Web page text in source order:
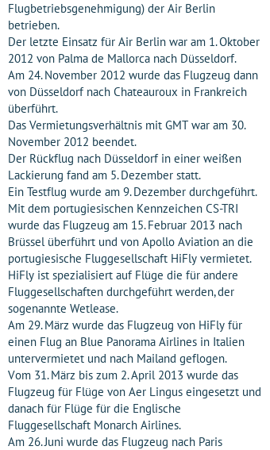
Flugbetriebsgenehmigung) der Air Berlin
betrieben.
Der letzte Einsatz für Air Berlin war am 1. Oktober
2012 von Palma de Mallorca nach Düsseldorf.
Am 24. November 2012 wurde das Flugzeug dann
von Düsseldorf nach Chateauroux in Frankreich
überführt.
Das Vermietungsverhältnis mit GMT war am 30.
November 2012 beendet.
Der Rückflug nach Düsseldorf in einer weißen
Lackierung fand am 5. Dezember statt.
Ein Testflug wurde am 9. Dezember durchgeführt.
Mit dem portugiesischen Kennzeichen CS-TRI
wurde das Flugzeug am 15. Februar 2013 nach
Brüssel überführt und von Apollo Aviation an die
portugiesische Fluggesellschaft HiFly vermietet.
HiFly ist spezialisiert auf Flüge die für andere
Fluggesellschaften durchgeführt werden, der
sogenannte Wetlease.
Am 29. März wurde das Flugzeug von HiFly für
einen Flug an Blue Panorama Airlines in Italien
untervermietet und nach Mailand geflogen.
Vom 31. März bis zum 2. April 2013 wurde das
Flugzeug für Flüge von Aer Lingus eingesetzt und
danach für Flüge für die Englische
Fluggesellschaft Monarch Airlines.
Am 26. Juni wurde das Flugzeug nach Paris